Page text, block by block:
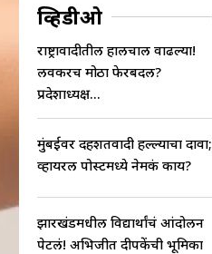
व्हिडीओ
राष्ट्रावादीतील हालचाली वाढल्या!
लवकरच मोठा फेरबदल?
प्रदेशाध्यक्ष...
मुंबईवर दहशतवादी हल्ल्याचा दावा;
व्हायरल पोस्टमध्ये नेमकं काय?
झारखंडमधील विद्यार्थांचं आंदोलन
पेटलं! अभिजीत दीपकेंची भूमिका